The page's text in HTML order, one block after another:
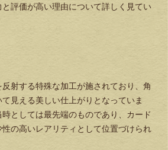
評価が高い理由について詳しく見てい
射する特殊な加工が施されており、角
見える美しい仕上がりとなっていま
としては最先端のものであり、カード
の高いレアリティとして位置づけられ